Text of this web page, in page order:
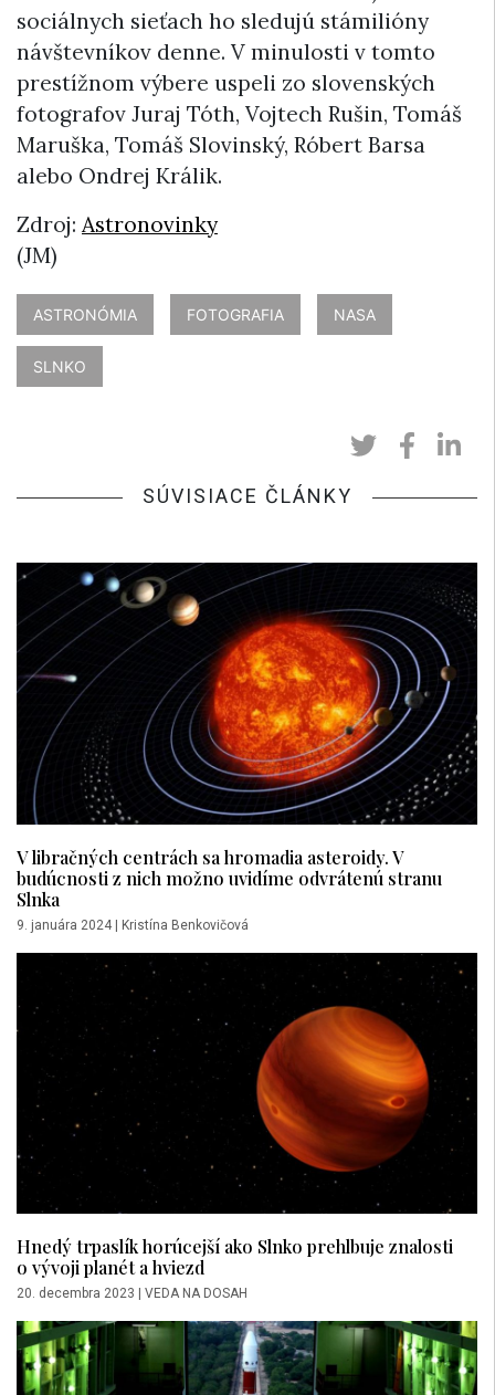
sociálnych sieťach ho sledujú stámilióny
návštevníkov denne. V minulosti v tomto
prestížnom výbere uspeli zo slovenských
fotografov Juraj Tóth, Vojtech Rušin, Tomáš
Maruška, Tomáš Slovinský, Róbert Barsa
alebo Ondrej Králik.
Zdroj: Astronovinky
(JM)
ASTRONÓMIA FOTOGRAFIA NASA
SLNKO
SÚVISIACE ČLÁNKY
V libračných centrách sa hromadia asteroidy. V
budúcnosti z nich možno uvidíme odvrátenú stranu
Slnka
9. januára 2024 | Kristína Benkovičová
Hnedý trpaslík horúcejší ako Slnko prehlbuje znalosti
o vývoji planét a hviezd
20. decembra 2023 VEDA NA DOSAH